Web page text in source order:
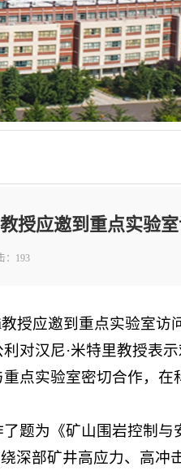
授应邀到重点实验
193
授应邀到重点实验室访
对汉尼·米特里教授表
点实验室密切合作，在
题为《矿山围岩控制与
深部矿井高应力、高冲